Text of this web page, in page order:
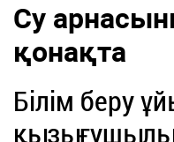
Су
қонақта
Білім беру